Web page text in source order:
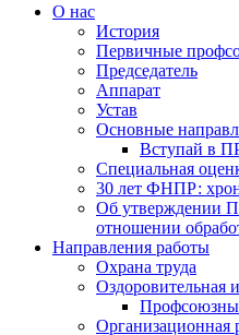
О нас
История
Первичные
Председатель
Аппарат
Устав
Основные
Вступай в
Специальная
30 лет ФНПР:
Об утверждении
отношении
Направления работы
Охрана труда
Оздоровительная
Организационная